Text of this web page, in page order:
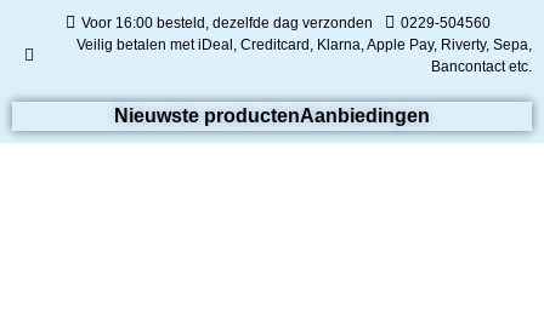
Voor 16:00 besteld, dezelfde dag verzonden
0229-504560
Veilig betalen met iDeal, Creditcard, Klarna, Apple Pay, Riverty, Sepa,
Bancontact etc.
Nieuwste productenAanbiedingen